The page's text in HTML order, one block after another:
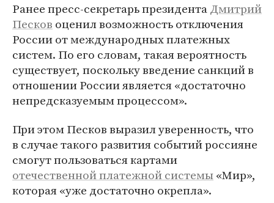
Ранее пресс-секретарь президентаДмитрий
Песков оценил возможность отключения
России от международных платежных
систем. По его словам, такая вероятность
существует, поскольку введение санкций в
отношении России является «достаточно
непредсказуемым процессом».
При этом Песков выразил уверенность, что
в случае такого развития событий россияне
смогут пользоваться картами
отечественной платежной системы«Мир»,
которая «уже достаточно окрепла».